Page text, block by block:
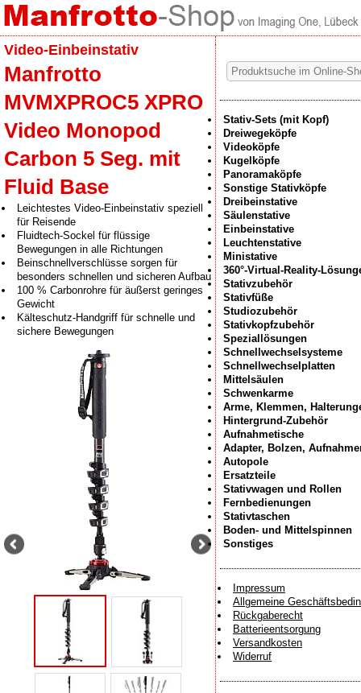
Video-Einbeinstativ
Manfrotto
MVMXPROC5 XPRO
Video Monopod
Carbon 5 Seg. mit
Fluid Base
Leichtestes Video-Einbeinstativ speziell
für Reisende
Fluidtech-Sockel für flüssige
Bewegungen in alle Richtungen
Beinschnellverschlüsse sorgen für
besonders schnellen und sicheren Aufbau
100 % Carbonrohre für äußerst geringes
Gewicht
Kälteschutz-Handgriff für schnelle und
sichere Bewegungen
Stativ-Sets (mit Kopf)
Dreiwegeköpfe
Videoköpfe
Kugelköpfe
Panoramaköpfe
Sonstige Stativköpfe
Dreibeinstative
Säulenstative
Einbeinstative
Leuchtenstative
Ministative
360°-Virtual-Reality-
Stativzubehör
Stativfüße
Studiozubehör
Stativkopfzubehör
Speziallösungen
Schnellwechselsysteme
Schnellwechselplatten
Mittelsäulen
Schwenkarme
Arme, Klemmen,
Hintergrund-Zubehör
Aufnahmetische
Adapter, Bolzen,
Autopole
Ersatzteile
Stativwagen und Rollen
Fernbedienungen
Stativtaschen
Boden- und Mittelspinnen
Sonstiges
Impressum
Allgemeine
Rückgaberecht
Batterieentsorgung
Versandkosten
Widerruf